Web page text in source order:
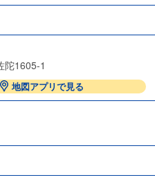
陀1605-1
地図アプリで見る